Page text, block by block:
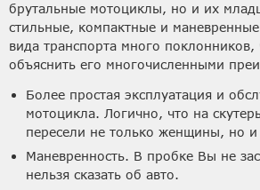
брутальные мотоциклы, но и их
стильные, компактные и
вида транспорта много поклонников,
объяснить его многочисленными
Более простая эксплуатация и
мотоцикла. Логично, что на
пересели не только женщины, но
Маневренность. В пробке Вы не
нельзя сказать об авто.